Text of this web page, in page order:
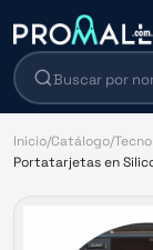
Inicio/Catálogo/
Portatarjetas en